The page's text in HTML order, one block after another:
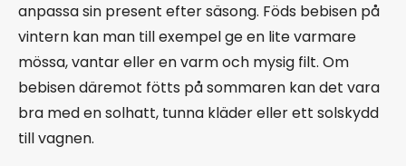
anpassa sin present efter säsong. Föds bebisen på
vintern kan man till exempel ge en lite varmare
mössa, vantar eller en varm och mysig filt. Om
bebisen däremot fötts på sommaren kan det vara
bra med en solhatt, tunna kläder eller ett solskydd
till vagnen.